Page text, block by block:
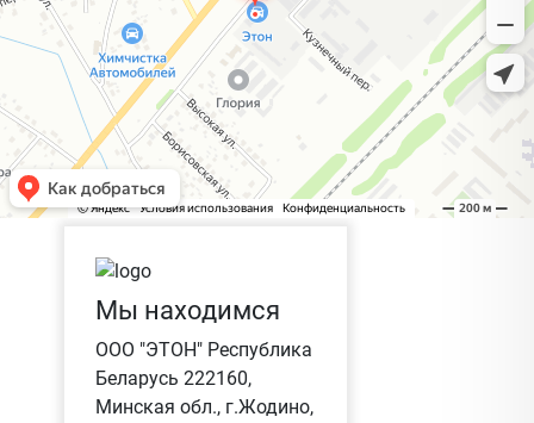
Мы находимся
ООО "ЭТОН" Республика
Беларусь 222160,
Минская обл., г.Жодино,